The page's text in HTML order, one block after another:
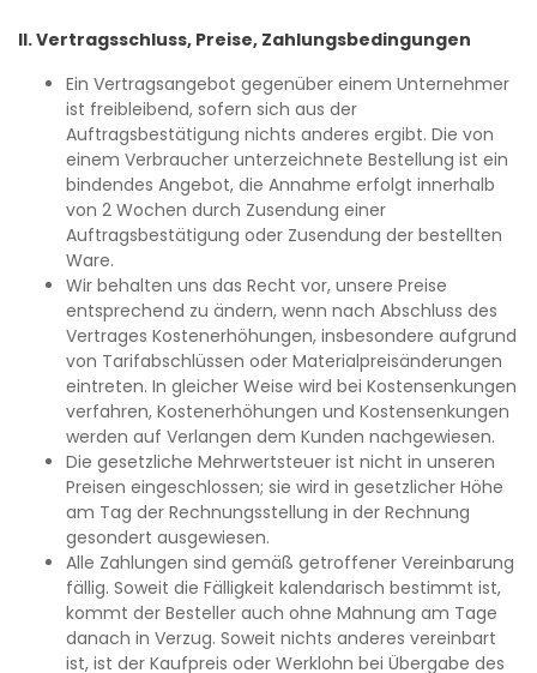
II. Vertragsschluss, Preise, Zahlungsbedingungen
Ein Vertragsangebot gegenüber einem Unternehmer
ist freibleibend, sofern sich aus der
Auftragsbestätigung nichts anderes ergibt. Die von
einem Verbraucher unterzeichnete Bestellung ist ein
bindendes Angebot, die Annahme erfolgt innerhalb
von 2 Wochen durch Zusendung einer
Auftragsbestätigung oder Zusendung der bestellten
Ware.
Wir behalten uns das Recht vor, unsere Preise
entsprechend zu ändern, wenn nach Abschluss des
Vertrages Kostenerhöhungen, insbesondere aufgrund
von Tarifabschlüssen oder Materialpreisänderungen
eintreten. In gleicher Weise wird bei Kostensenkungen
verfahren, Kostenerhöhungen und Kostensenkungen
werden auf Verlangen dem Kunden nachgewiesen.
Die gesetzliche Mehrwertsteuer ist nicht in unseren
Preisen eingeschlossen; sie wird in gesetzlicher Höhe
am Tag der Rechnungsstellung in der Rechnung
gesondert ausgewiesen.
Alle Zahlungen sind gemäß getroffener Vereinbarung
fällig. Soweit die Fälligkeit kalendarisch bestimmt ist,
kommt der Besteller auch ohne Mahnung am Tage
danach in Verzug. Soweit nichts anderes vereinbart
ist, ist der Kaufpreis oder Werklohn bei Übergabe des